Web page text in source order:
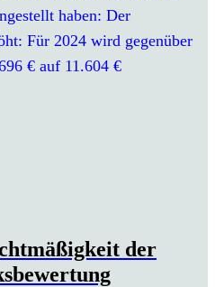
haben: Der
Für 2024 wird gegenüber
€ auf 11.604 €
der